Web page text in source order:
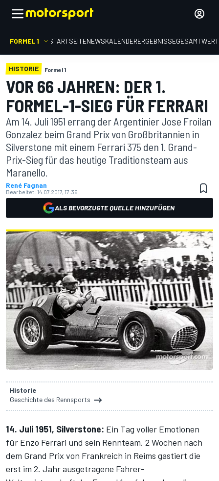
FORMEL 1 STARTSEITENEWSKALENDERERGEBNISSE
HISTORIE Formel 1
VOR 66 JAHREN: DER 1.
FORMEL-1-SIEG FÜR FERRARI
Am 14. Juli 1951 errang der Argentinier Jose Froilan
Gonzalez beim Grand Prix von Großbritannien in
Silverstone mit einem Ferrari 375 den 1. Grand-
Prix-Sieg für das heutige Traditionsteam aus
Maranello.
René Fagnan
Bearbeitet: 14.07.2017, 17:36
ALS BEVORZUGTE QUELLE HINZUFÜGEN
Historie
Geschichte des Rennsports
14. Juli 1951, Silverstone: Ein Tag voller Emotionen
für Enzo Ferrari und sein Rennteam. 2 Wochen nach
dem Grand Prix von Frankreich in Reims gastiert die
erst im 2. Jahr ausgetragene Fahrer-